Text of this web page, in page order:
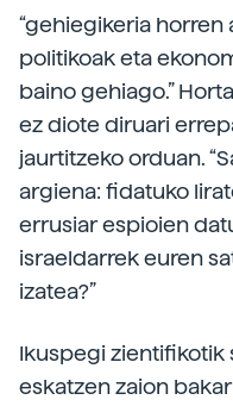
“gehiegikeria horren
politikoak eta
baino gehiago.”
ez diote diruari
jaurtitzeko orduan.
argiena: fidatuko
errusiar espioien
israeldarrek euren
izatea?”
Ikuspegi
eskatzen zaion